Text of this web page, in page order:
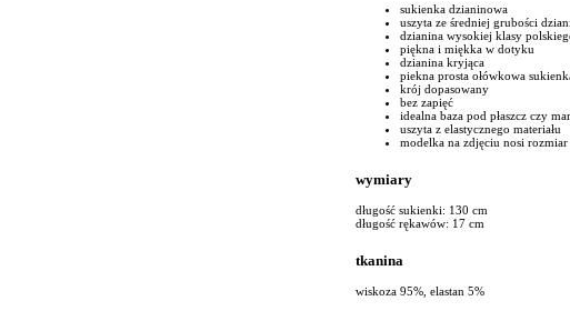
sukienka dzianinowa
uszyta ze średniej grubości
dzianina wysokiej klasy
piękna i miękka w dotyku
dzianina kryjąca
piekna prosta ołówkowa
krój dopasowany
bez zapięć
idealna baza pod płaszcz czy
uszyta z elastycznego materiału
modelka na zdjęciu nosi
wymiary
długość sukienki: 130 cm
długość rękawów: 17 cm
tkanina
wiskoza 95%, elastan 5%